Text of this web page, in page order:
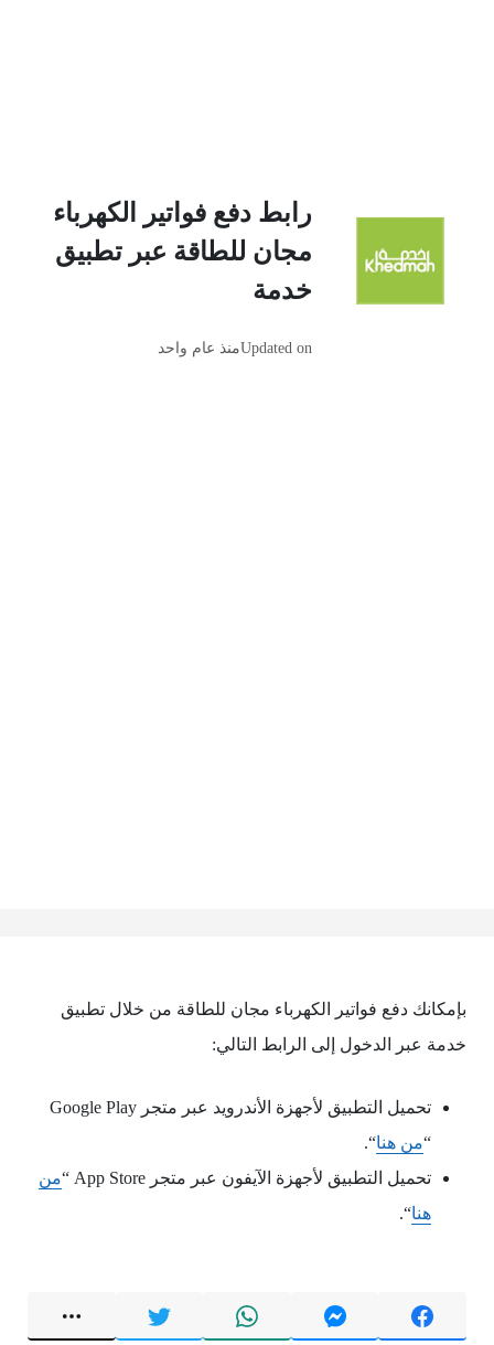
رابط دفع فواتير الكهرباء
مجان للطاقة عبر تطبيق
خدمة
Updated onمنذ عام واحد
بإمكانك دفع فواتير الكهرباء مجان للطاقة من خلال تطبيق
خدمة عبر الدخول إلى الرابط التالي:
تحميل التطبيق لأجهزة الأندرويد عبر متجر Google Play
“من هنا“.
تحميل التطبيق لأجهزة الآيفون عبر متجر App Store “
من
هنا“.